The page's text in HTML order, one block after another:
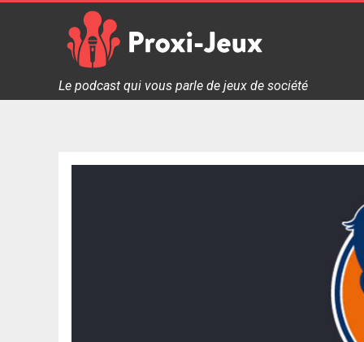
Proxi Jeux - Le podcast qui vous parle de jeux de
Le podcast qui vous parle de jeux de société